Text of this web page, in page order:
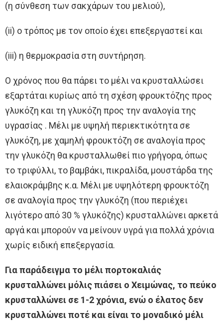
(η σύνθεση των σακχάρων του μελιού),
(ii) ο τρόπος με τον οποίο έχει επεξεργαστεί και
(iii) η θερμοκρασία στη συντήρηση.
Ο χρόνος που θα πάρει το μέλι να κρυσταλλώσει
εξαρτάται κυρίως από τη σχέση φρουκτόζης προς
γλυκόζη και τη γλυκόζη προς την αναλογία της
υγρασίας . Μέλι με υψηλή περιεκτικότητα σε
γλυκόζη, με χαμηλή φρουκτόζη σε αναλογία προς
την γλυκόζη θα κρυσταλλωθεί πιο γρήγορα, όπως
το τριφύλλι, το βαμβάκι, πικραλίδα, μουστάρδα της
ελαιοκράμβης κ.α. Μέλι με υψηλότερη φρουκτόζη
σε αναλογία προς την γλυκόζη (που περιέχει
λιγότερο από 30 % γλυκόζης) κρυσταλλώνει αρκετά
αργά και μπορούν να μείνουν υγρά για πολλά χρόνια
χωρίς ειδική επεξεργασία.
Για παράδειγμα το μέλι πορτοκαλιάς
κρυσταλλώνει μόλις πιάσει ο Χειμώνας, το πεύκο
κρυσταλλώνει σε 1-2 χρόνια, ενώ ο έλατος δεν
κρυσταλλώνει ποτέ και είναι το μοναδικό μέλι